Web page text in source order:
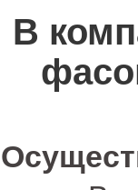
В